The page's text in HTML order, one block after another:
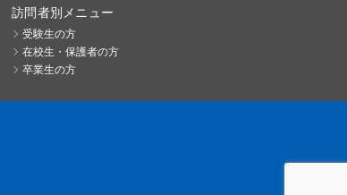
訪問者別メニュー
受験生の方
在校生・保護者の方
卒業生の方